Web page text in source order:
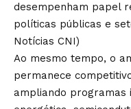
desempenham papel
políticas públicas e
Notícias CNI)
Ao mesmo tempo, o
permanece
ampliando programas